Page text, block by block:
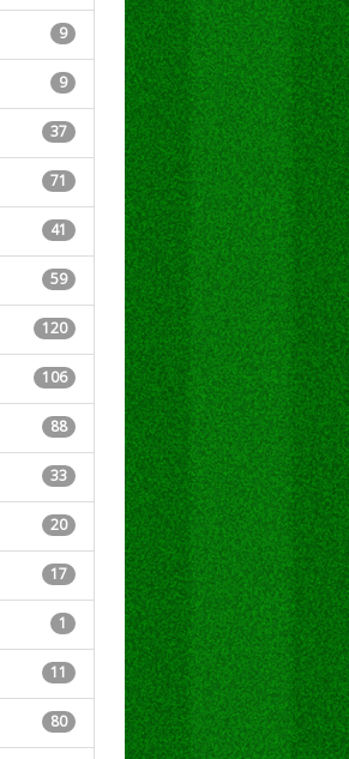
9
9
37
71
41
59
120
106
88
33
20
17
1
11
80